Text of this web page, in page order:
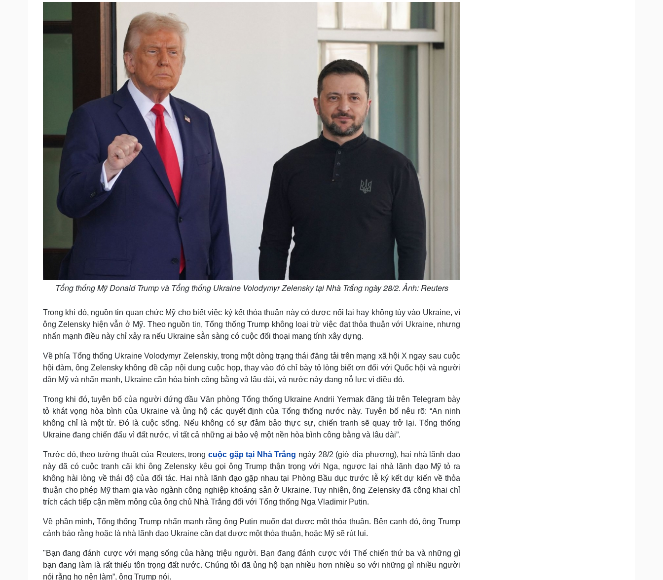
Làm đẹp - giảm cân
Tổng thống Mỹ Donald Trump và Tổng thống Ukraine Volodymyr Zelensky tại Nhà Trắng ngày 28/2. Ảnh: Reuters
Trong khi đó, nguồn tin quan chức Mỹ cho biết việc ký kết thỏa thuận này có được nối lại hay không tùy vào Ukraine, vì
ông Zelensky hiện vẫn ở Mỹ. Theo nguồn tin, Tổng thống Trump không loại trừ việc đạt thỏa thuận với Ukraine, nhưng
nhấn mạnh điều này chỉ xảy ra nếu Ukraine sẵn sàng có cuộc đối thoại mang tính xây dựng.
Về phía Tổng thống Ukraine Volodymyr Zelenskiy, trong một dòng trạng thái đăng tải trên mạng xã hội X ngay sau cuộc
hội đàm, ông Zelensky không đề cập nội dung cuộc họp, thay vào đó chỉ bày tỏ lòng biết ơn đối với Quốc hội và người
dân Mỹ và nhấn mạnh, Ukraine cần hòa bình công bằng và lâu dài, và nước này đang nỗ lực vì điều đó.
Trong khi đó, tuyên bố của người đứng đầu Văn phòng Tổng thống Ukraine Andrii Yermak đăng tải trên Telegram bày
tỏ khát vọng hòa bình của Ukraine và ủng hộ các quyết định của Tổng thống nước này. Tuyên bố nêu rõ: “An ninh
không chỉ là một từ. Đó là cuộc sống. Nếu không có sự đảm bảo thực sự, chiến tranh sẽ quay trở lại. Tổng thống
Ukraine đang chiến đấu vì đất nước, vì tất cả những ai bảo vệ một nền hòa bình công bằng và lâu dài”.
Trước đó, theo tường thuật của Reuters, trong cuộc gặp tại Nhà Trắng ngày 28/2 (giờ địa phương), hai nhà lãnh đạo
này đã có cuộc tranh cãi khi ông Zelensky kêu gọi ông Trump thận trọng với Nga, ngược lại nhà lãnh đạo Mỹ tỏ ra
không hài lòng về thái độ của đối tác. Hai nhà lãnh đạo gặp nhau tại Phòng Bầu dục trước lễ ký kết dự kiến về thỏa
thuận cho phép Mỹ tham gia vào ngành công nghiệp khoáng sản ở Ukraine. Tuy nhiên, ông Zelensky đã công khai chỉ
trích cách tiếp cận mềm mỏng của ông chủ Nhà Trắng đối với Tổng thống Nga Vladimir Putin.
Về phần mình, Tổng thống Trump nhấn mạnh rằng ông Putin muốn đạt được một thỏa thuận. Bên cạnh đó, ông Trump
cảnh báo rằng hoặc là nhà lãnh đạo Ukraine cần đạt được một thỏa thuận, hoặc Mỹ sẽ rút lui.
"Bạn đang đánh cược với mạng sống của hàng triệu người. Bạn đang đánh cược với Thế chiến thứ ba và những gì
bạn đang làm là rất thiếu tôn trọng đất nước. Chúng tôi đã ủng hộ bạn nhiều hơn nhiều so với những gì nhiều người
nói rằng họ nên làm”, ông Trump nói.